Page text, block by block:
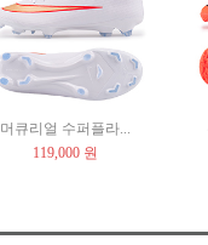
머큐리얼 수퍼플라...
119,000 원